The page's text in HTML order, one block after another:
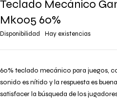
Teclado Mecánico
Mk005 60%
Disponibilidad Hay existencias
60% teclado mecánico para juegos,
sonido es nítido y la respuesta es
satisfacer la búsqueda de los